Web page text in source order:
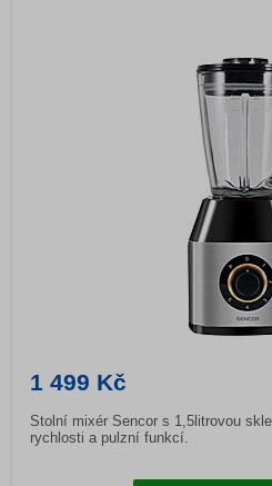
1 499 Kč
Stolní mixér Sencor s 1,5litrovou
rychlosti a pulzní funkcí.